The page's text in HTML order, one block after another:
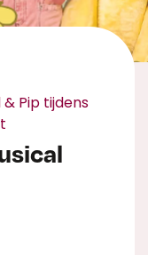
Pip tijdens